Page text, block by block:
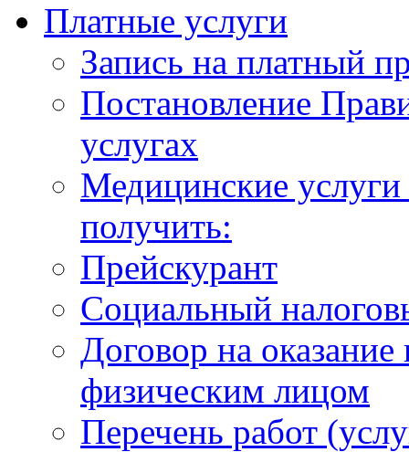
Платные услуги
Запись на платный
Постановление
услугах
Медицинские
получить:
Прейскурант
Социальный
Договор на
физическим лицом
Перечень работ